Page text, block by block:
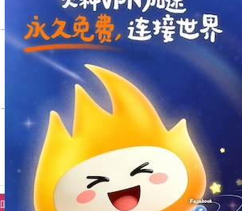
支持 [0] 反对 [0]
支持
速器
旋风加速器